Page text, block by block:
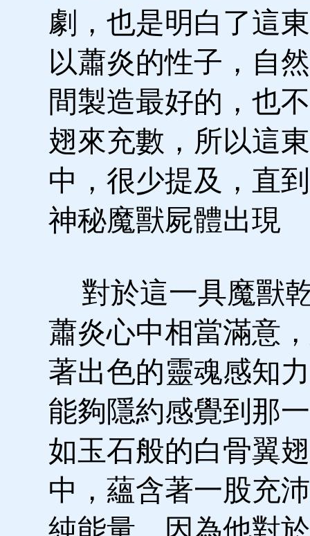
劇，也是明白了這
以蕭炎的性子，自
間製造最好的，也
翅來充數，所以這
中，很少提及，直
神秘魔獸屍體出現
對於這一具魔獸
蕭炎心中相當滿意
著出色的靈魂感知
能夠隱約感覺到那
如玉石般的白骨翼
中，蘊含著一股充
純能量，因為他對